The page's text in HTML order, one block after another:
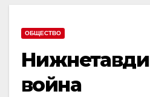
ОБЩЕСТВО
война